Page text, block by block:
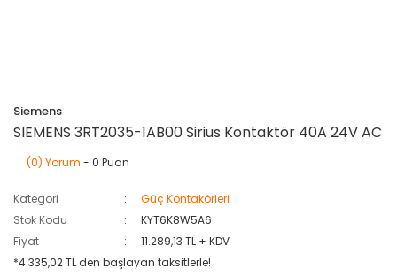
Siemens
SIEMENS 3RT2035-1AB00 Sirius Kontaktör 40A 24V AC
(0) Yorum - 0 Puan
Kategori
Güç Kontakörleri
Stok Kodu
KYT6K8W5A6
Fiyat
11.289,13 TL + KDV
*4.335,02 TL den başlayan taksitlerle!